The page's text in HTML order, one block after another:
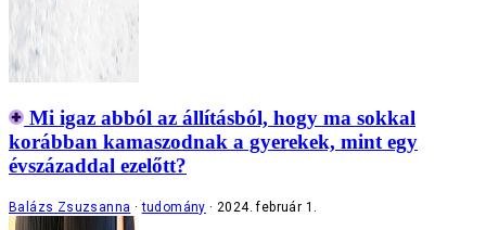
Mi igaz abból az állításból, hogy ma sokkal
korábban kamaszodnak a gyerekek, mint egy
évszázaddal ezelőtt?
Balázs Zsuzsanna tudomány 2024. február 1.